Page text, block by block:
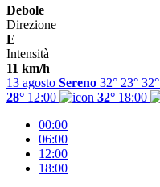
Debole
Direzione
E
Intensità
11 km/h
13 agosto Sereno 32° 23° 32°
28° 12:00 32° 18:00
00:00
06:00
12:00
18:00